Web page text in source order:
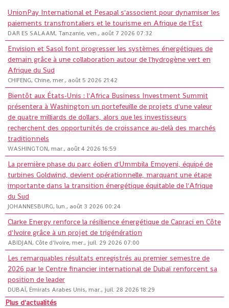
UnionPay International et Pesapal s'associent pour dynamiser les
paiements transfrontaliers et le tourisme en Afrique de l'Est
DAR ES SALAAM, Tanzanie, ven., août 7 2026 07:32
Envision et Sasol font progresser les systèmes énergétiques de
demain grâce à une collaboration autour de l'hydrogène vert en
Afrique du Sud
CHIFENG, Chine, mer., août 5 2026 21:42
Bientôt aux États-Unis : l'Africa Business Investment Summit
présentera à Washington un portefeuille de projets d'une valeur
de quatre milliards de dollars, alors que les investisseurs
recherchent des opportunités de croissance au-delà des marchés
traditionnels
WASHINGTON, mar., août 4 2026 16:59
La première phase du parc éolien d'Ummbila Emoyeni, équipé de
turbines Goldwind, devient opérationnelle, marquant une étape
importante dans la transition énergétique équitable de l'Afrique
du Sud
JOHANNESBURG, lun., août 3 2026 00:24
Clarke Energy renforce la résilience énergétique de Capraci en Côte
d'Ivoire grâce à un projet de trigénération
ABIDJAN, Côte d'Ivoire, mer., juil. 29 2026 07:00
Les remarquables résultats enregistrés au premier semestre de
2026 par le Centre financier international de Dubaï renforcent sa
position de leader
DUBAÏ, Émirats Arabes Unis, mar., juil. 28 2026 18:29
Plus d'actualités